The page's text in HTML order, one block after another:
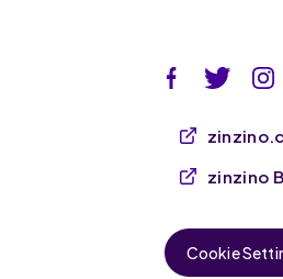
zinzino
Cookie